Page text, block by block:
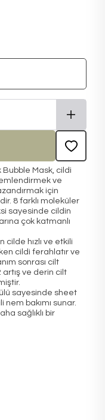
Bubble Mask, cildi
ve
için
8 farklı moleküler
sayesinde cildin
çok katmanlı
hızlı ve etkili
cildi ferahlatır ve
sonrası cilt
artış ve derin cilt
sayesinde sheet
bakımı sunar.
sağlıklı bir